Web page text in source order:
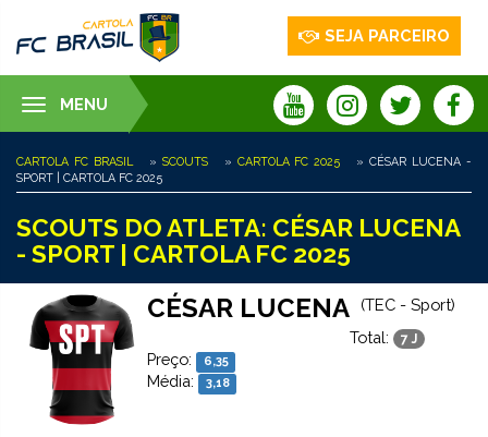
SEJA PARCEIRO
Toggle
navigation
MENU
CARTOLA FC BRASIL » SCOUTS » CARTOLA FC 2025
» CÉSAR LUCENA -
SPORT | CARTOLA FC 2025
SCOUTS DO ATLETA: CÉSAR LUCENA
- SPORT | CARTOLA FC 2025
CÉSAR LUCENA
(TEC - Sport)
Total:
7 J
Preço: 6,35
Média: 3,18